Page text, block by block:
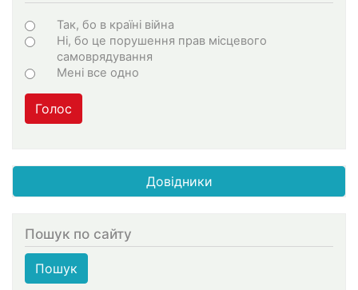
Варіанти
Так, бо в країні війна
Ні, бо це порушення прав місцевого
самоврядування
Мені все одно
Голос
Довідники
Пошук по сайту
Пошук